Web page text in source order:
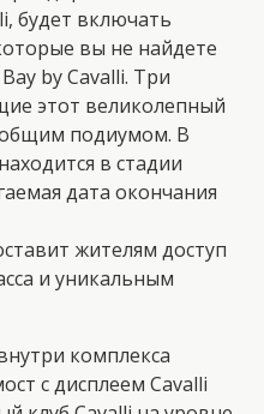
будет включать
вы не найдете
by Cavalli. Три
этот великолепный
общим подиумом. В
в стадии
дата окончания
жителям доступ
и уникальным
комплекса
с дисплеем Cavalli